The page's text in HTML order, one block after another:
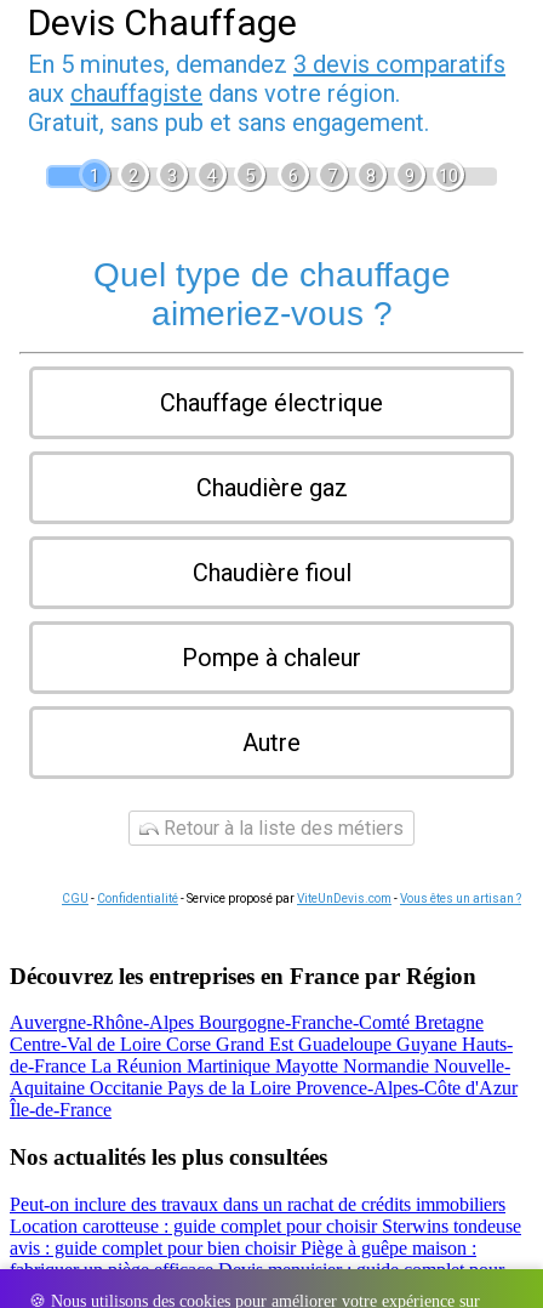
🍪 Nous utilisons des cookies pour améliorer votre expérience sur
Devis Chauffage
En 5 minutes, demandez 3 devis comparatifs
aux chauffagiste dans votre région.
Gratuit, sans pub et sans engagement.
1 2 3 4 5 6 7 8 9 10
Quel type de chauffage
aimeriez-vous ?
Chauffage électrique
Chaudière gaz
Chaudière fioul
Pompe à chaleur
Autre
Retour à la liste des métiers
CGU - Confidentialité- Service proposé parViteUnDevis.com -Vous êtes un artisan ?
Découvrez les entreprises en France par Région
Auvergne-Rhône-Alpes Bourgogne-Franche-Comté Bretagne
Centre-Val de Loire Corse Grand EstGuadeloupe Guyane Hauts-
de-France La Réunion Martinique Mayotte Normandie Nouvelle-
Aquitaine Occitanie Pays de la Loire Provence-Alpes-Côte d'Azur
Île-de-France
Nos actualités les plus consultées
Peut-on inclure des travaux dans un rachat de crédits immobiliers
Location carotteuse : guide complet pour choisir Sterwins tondeuse
avis : guide complet pour bien choisirPiège à guêpe maison :
fabriquer un piège efficaceDevis menuisier : guide complet pour
obtenir le meilleur prix
Simulation rachat de crédit : regrouper prêt